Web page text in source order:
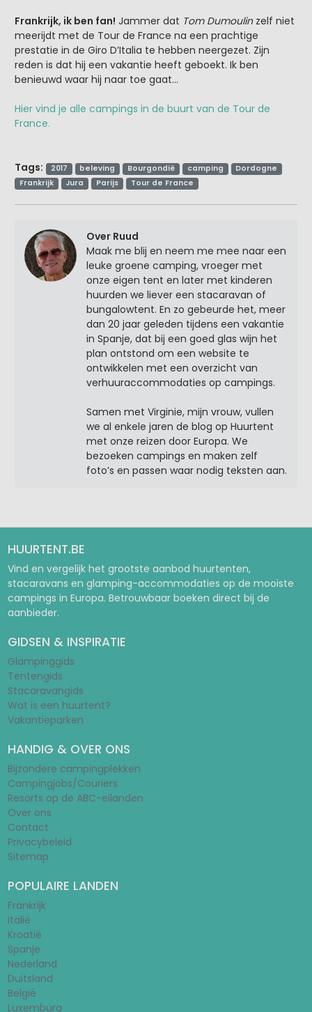
Frankrijk, ik ben fan! Jammer dat Tom Dumoulinzelf niet
meerijdt met de Tour de France na een prachtige
prestatie in de Giro D’Italia te hebben neergezet. Zijn
reden is dat hij een vakantie heeft geboekt. Ik ben
benieuwd waar hij naar toe gaat…
Hier vind je alle campings in de buurt van de Tour de
France.
Tags: 2017 beleving Bourgondië camping
Dordogne
Frankrijk
Jura Parijs Tour de France
Over Ruud
Maak me blij en neem me mee naar een
leuke groene camping, vroeger met
onze eigen tent en later met kinderen
huurden we liever een stacaravan of
bungalowtent. En zo gebeurde het, meer
dan 20 jaar geleden tijdens een vakantie
in Spanje, dat bij een goed glas wijn het
plan ontstond om een website te
ontwikkelen met een overzicht van
verhuuraccommodaties op campings.
Samen met Virginie, mijn vrouw, vullen
we al enkele jaren de blog op Huurtent
met onze reizen door Europa. We
bezoeken campings en maken zelf
foto’s en passen waar nodig teksten aan.
HUURTENT.BE
Vind en vergelijk het grootste aanbod huurtenten,
stacaravans en glamping-accommodaties op de mooiste
campings in Europa. Betrouwbaar boeken direct bij de
aanbieder.
GIDSEN & INSPIRATIE
Glampinggids
Tentengids
Stacaravangids
Wat is een huurtent?
Vakantieparken
HANDIG & OVER ONS
Bijzondere campingplekken
Campingjobs/Couriers
Resorts op de ABC-eilanden
Over ons
Contact
Privacybeleid
Sitemap
POPULAIRE LANDEN
Frankrijk
Italië
Kroatië
Spanje
Nederland
Duitsland
België
Luxemburg